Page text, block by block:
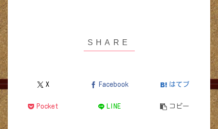
X Facebook はてブ
Pocket LINE コピー